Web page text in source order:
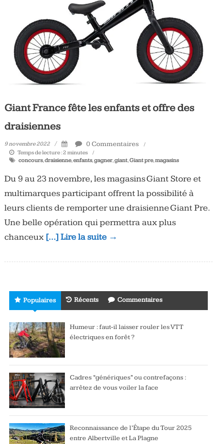
jours,
votre
actualité
vélo
Giant France fête les enfants et offre des
draisiennes
9 novembre 2022 0 Commentaires
Temps de lecture :2 minutes
concours,draisienne,enfants,gagner,giant,Giant pre,magasins
Du 9 au 23 novembre, les magasins Giant Store et
multimarques participant offrent la possibilité à
leurs clients de remporter une draisienne Giant Pre.
Une belle opération qui permettra aux plus
chanceux […] Lire la suite →
Populaires Récents Commentaires
Humeur : faut-il laisser rouler les VTT
électriques en forêt ?
Cadres “génériques” ou contrefaçons :
arrêtez de vous voiler la face
Reconnaissance de l’Étape du Tour 2025
entre Albertville et La Plagne